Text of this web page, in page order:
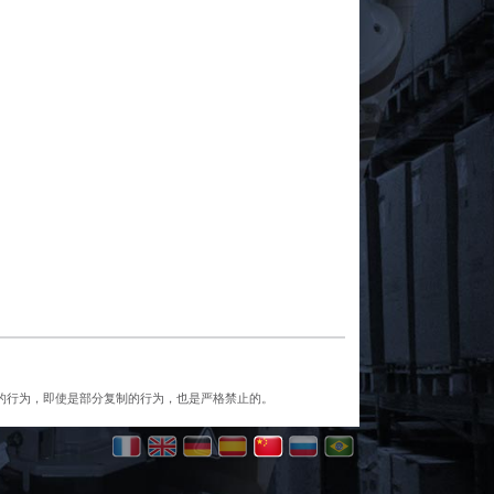
为，即使是部分复制的行为，也是严格禁止的。